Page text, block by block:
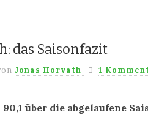
das Saisonfazit
Jonas Horvath 1
über die abgelaufene